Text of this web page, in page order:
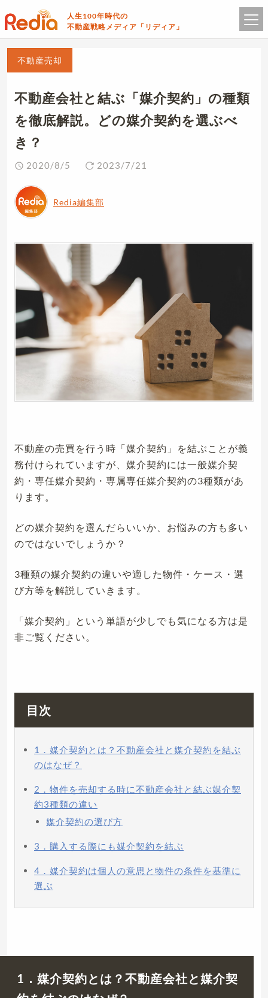
人生100年時代の
不動産戦略メディア「リディア」
不動産売却
不動産会社と結ぶ「媒介契約」の種類
を徹底解説。どの媒介契約を選ぶべ
き？
2020/8/5 2023/7/21
Redia編集部
不動産の売買を行う時「媒介契約」を結ぶことが義
務付けられていますが、媒介契約には一般媒介契
約・専任媒介契約・専属専任媒介契約の3種類があ
ります。
どの媒介契約を選んだらいいか、お悩みの方も多い
のではないでしょうか？
3種類の媒介契約の違いや適した物件・ケース・選
び方等を解説していきます。
「媒介契約」という単語が少しでも気になる方は是
非ご覧ください。
目次
1．媒介契約とは？不動産会社と媒介契約を結ぶ
のはなぜ？
2．物件を売却する時に不動産会社と結ぶ媒介契
約3種類の違い
媒介契約の選び方
3．購入する際にも媒介契約を結ぶ
4．媒介契約は個人の意思と物件の条件を基準に
選ぶ
1．媒介契約とは？不動産会社と媒介契